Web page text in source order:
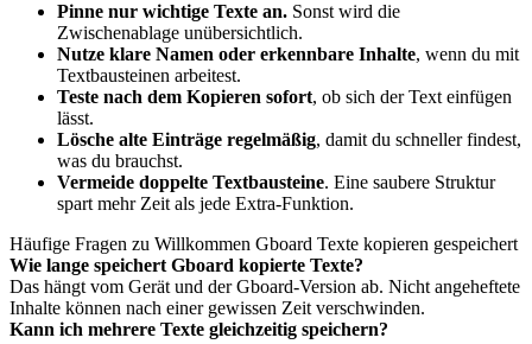
Pinne nur wichtige Texte an. Sonst wird die
Zwischenablage unübersichtlich.
Nutze klare Namen oder erkennbare Inhalte, wenn du mit
Textbausteinen arbeitest.
Teste nach dem Kopieren sofort, ob sich der Text einfügen
lässt.
Lösche alte Einträge regelmäßig, damit du schneller findest,
was du brauchst.
Vermeide doppelte Textbausteine. Eine saubere Struktur
spart mehr Zeit als jede Extra-Funktion.
Häufige Fragen zu Willkommen Gboard Texte kopieren gespeichert
Wie lange speichert Gboard kopierte Texte?
Das hängt vom Gerät und der Gboard-Version ab. Nicht angeheftete
Inhalte können nach einer gewissen Zeit verschwinden.
Kann ich mehrere Texte gleichzeitig speichern?